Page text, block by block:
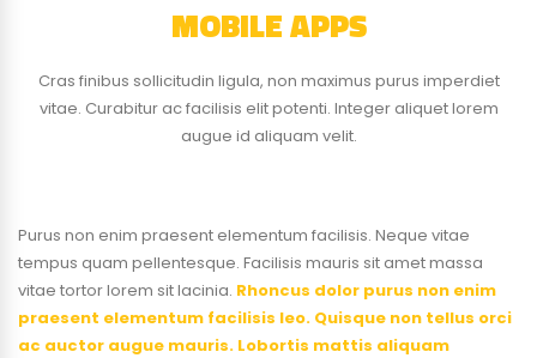
MOBILE APPS
Cras finibus sollicitudin ligula, non maximus purus imperdiet
vitae. Curabitur ac facilisis elit potenti. Integer aliquet lorem
augue id aliquam velit.
Purus non enim praesent elementum facilisis. Neque vitae
tempus quam pellentesque. Facilisis mauris sit amet massa
vitae tortor lorem sit lacinia. Rhoncus dolor purus non enim
praesent elementum facilisis leo. Quisque non tellus orci
ac auctor augue mauris. Lobortis mattis aliquam